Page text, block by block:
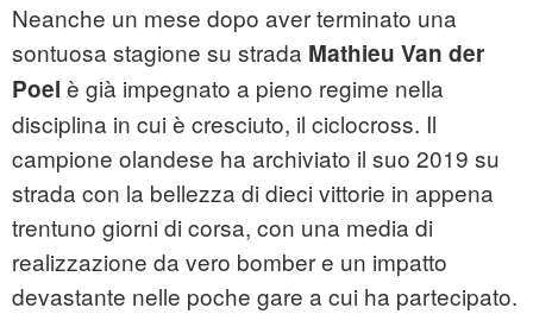
Neanche un mese dopo aver terminato una
sontuosa stagione su strada Mathieu Van der
Poel è già impegnato a pieno regime nella
disciplina in cui è cresciuto, il ciclocross. Il
campione olandese ha archiviato il suo 2019 su
strada con la bellezza di dieci vittorie in appena
trentuno giorni di corsa, con una media di
realizzazione da vero bomber e un impatto
devastante nelle poche gare a cui ha partecipato.